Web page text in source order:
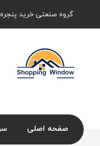
گروه صنعتی خرید پنجره
صفحه اصلی